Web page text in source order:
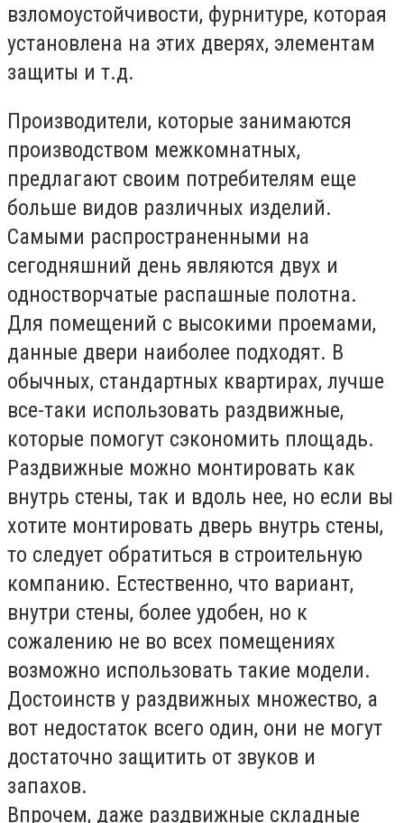
взломоустойчивости, фурнитуре, которая
установлена на этих дверях, элементам
защиты и т.д.
Производители, которые занимаются
производством межкомнатных,
предлагают своим потребителям еще
больше видов различных изделий.
Самыми распространенными на
сегодняшний день являются двух и
одностворчатые распашные полотна.
Для помещений с высокими проемами,
данные двери наиболее подходят. В
обычных, стандартных квартирах, лучше
все-таки использовать раздвижные,
которые помогут сэкономить площадь.
Раздвижные можно монтировать как
внутрь стены, так и вдоль нее, но если вы
хотите монтировать дверь внутрь стены,
то следует обратиться в строительную
компанию. Естественно, что вариант,
внутри стены, более удобен, но к
сожалению не во всех помещениях
возможно использовать такие модели.
Достоинств у раздвижных множество, а
вот недостаток всего один, они не могут
достаточно защитить от звуков и
запахов.
Впрочем, даже раздвижные складные